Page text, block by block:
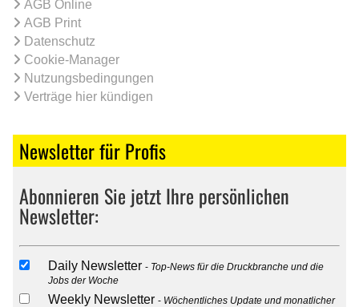
AGB Online
AGB Print
Datenschutz
Cookie-Manager
Nutzungsbedingungen
Verträge hier kündigen
Newsletter für Profis
Abonnieren Sie jetzt Ihre persönlichen
Newsletter:
Daily Newsletter
Top-News für die Druckbranche und die
Jobs der Woche
Weekly Newsletter
Wöchentliches Update und monatlicher